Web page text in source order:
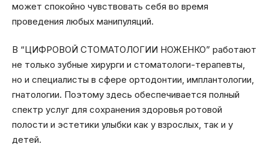
может спокойно чувствовать себя во время
проведения любых манипуляций.
В “ЦИФРОВОЙ СТОМАТОЛОГИИ НОЖЕНКО” работают
не только зубные хирурги и стоматологи-терапевты,
но и специалисты в сфере ортодонтии, имплантологии,
гнатологии. Поэтому здесь обеспечивается полный
спектр услуг для сохранения здоровья ротовой
полости и эстетики улыбки как у взрослых, так и у
детей.